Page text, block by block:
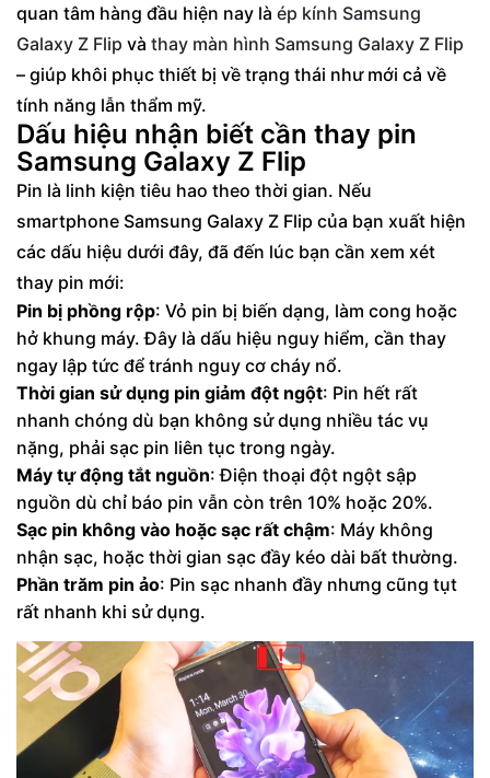
quan tâm hàng đầu hiện nay là ép kính Samsung
Galaxy Z Flip và thay màn hình Samsung Galaxy Z Flip
– giúp khôi phục thiết bị về trạng thái như mới cả về
tính năng lẫn thẩm mỹ.
Dấu hiệu nhận biết cần thay pin
Samsung Galaxy Z Flip
Pin là linh kiện tiêu hao theo thời gian. Nếu
smartphone Samsung Galaxy Z Flip của bạn xuất hiện
các dấu hiệu dưới đây, đã đến lúc bạn cần xem xét
thay pin mới:
Pin bị phồng rộp: Vỏ pin bị biến dạng, làm cong hoặc
hở khung máy. Đây là dấu hiệu nguy hiểm, cần thay
ngay lập tức để tránh nguy cơ cháy nổ.
Thời gian sử dụng pin giảm đột ngột: Pin hết rất
nhanh chóng dù bạn không sử dụng nhiều tác vụ
nặng, phải sạc pin liên tục trong ngày.
Máy tự động tắt nguồn: Điện thoại đột ngột sập
nguồn dù chỉ báo pin vẫn còn trên 10% hoặc 20%.
Sạc pin không vào hoặc sạc rất chậm: Máy không
nhận sạc, hoặc thời gian sạc đầy kéo dài bất thường.
Phần trăm pin ảo: Pin sạc nhanh đầy nhưng cũng tụt
rất nhanh khi sử dụng.